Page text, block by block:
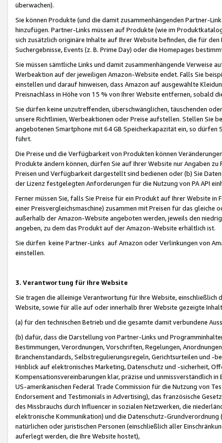
überwachen).
Sie können Produkte (und die damit zusammenhängenden Partner-
hinzufügen. Partner-Links müssen auf Produkte (wie im
sich zusätzlich originäre Inhalte auf Ihrer Website befinden, die für
Suchergebnisse, Events (z. B. Prime Day) oder die Homepages
Sie müssen sämtliche Links und damit zusammenhängende
Werbeaktion auf der jeweiligen Amazon-Website endet. Falls Sie
einstellen und darauf hinweisen, dass Amazon auf ausgewählte
Preisnachlass in Höhe von 15 % von Ihrer Website entfernen, sobald
Sie dürfen keine unzutreffenden, überschwänglichen, täuschenden
unsere Richtlinien, Werbeaktionen oder Preise aufstellen. Stellen Sie
angebotenen Smartphone mit 64 GB Speicherkapazität ein, so dürfen
führt.
Die Preise und die Verfügbarkeit von Produkten können
Produkte ändern können, dürfen Sie auf Ihrer Website nur Angaben
Preisen und Verfügbarkeit dargestellt sind bedienen oder (b) Sie
der Lizenz festgelegten Anforderungen für die Nutzung von PA API
Ferner müssen Sie, falls Sie Preise für ein Produkt auf Ihrer Website
einer Preisvergleichsmaschine) zusammen mit Preisen für das
außerhalb der Amazon-Website angeboten werden, jeweils den
angeben, zu dem das Produkt auf der Amazon-Website erhältlich ist.
Sie dürfen keine Partner-Links auf Amazon oder Verlinkungen von
einstellen.
3. Verantwortung für Ihre Website
Sie tragen die alleinige Verantwortung für Ihre Website,
Website, sowie für alle auf oder innerhalb Ihrer Website gezeigte
(a) für den technischen Betrieb und die gesamte damit verbundene
(b) dafür, dass die Darstellung von Partner-Links und
Bestimmungen, Verordnungen, Vorschriften, Regelungen,
Branchenstandards, Selbstregulierungsregeln, Gerichtsurteilen und -
Hinblick auf elektronisches Marketing, Datenschutz und -sicherheit,
Kompensationsvereinbarungen klar, präzise und unmissverständlich
US-amerikanischen Federal Trade Commission für die Nutzung von
Endorsement and Testimonials in Advertising), das französische
des Missbrauchs durch Influencer in sozialen Netzwerken, die
elektronische Kommunikation) und die Datenschutz-
natürlichen oder juristischen Personen (einschließlich aller
auferlegt werden, die Ihre Website hostet),